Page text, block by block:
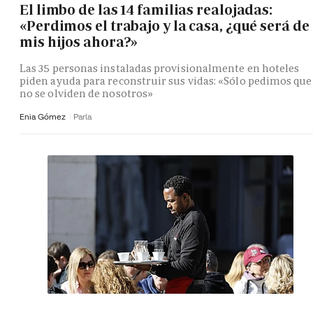
El limbo de las 14 familias realojadas:
«Perdimos el trabajo y la casa, ¿qué será de
mis hijos ahora?»
Las 35 personas instaladas provisionalmente en hoteles
piden ayuda para reconstruir sus vidas: «Sólo pedimos que
no se olviden de nosotros»
Enia Gómez Parla